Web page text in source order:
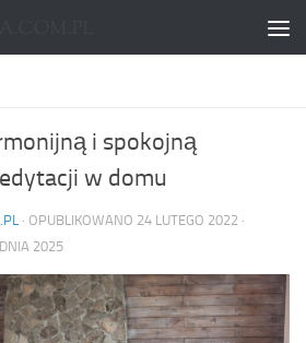
i spokojną
w domu
· OPUBLIKOWANO 24 LUTEGO 2022 ·
2025